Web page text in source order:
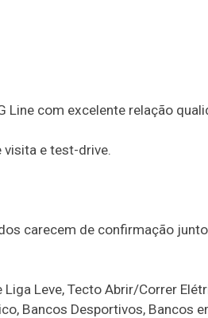
Line com excelente relação
e test-drive.
carecem de confirmação
Liga Leve, Tecto Abrir/Correr
Bancos Desportivos, Bancos